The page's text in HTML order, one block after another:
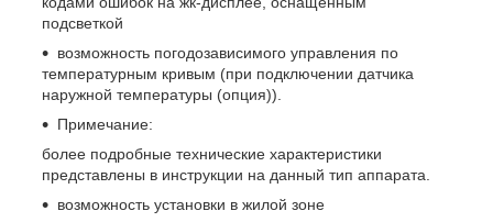
подсветкой
возможность погодозависимого управления по
температурным кривым (при подключении датчика
наружной температуры (опция)).
Примечание:
более подробные технические характеристики
представлены в инструкции на данный тип аппарата.
возможность установки в жилой зоне